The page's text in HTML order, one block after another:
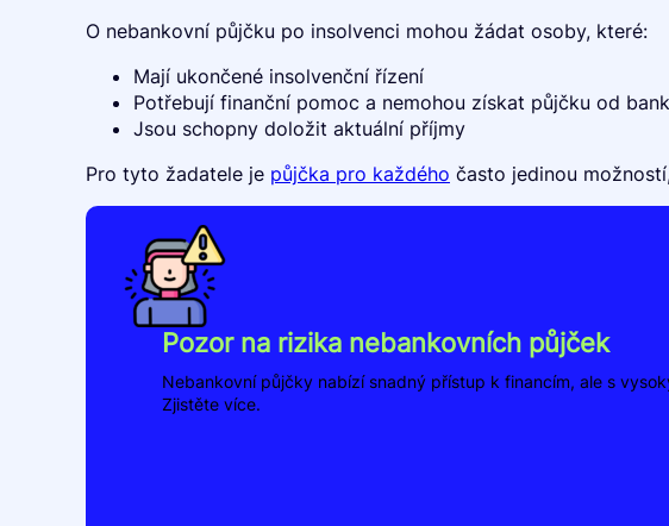
O nebankovní půjčku po insolvenci mohou žádat osoby, které:
Mají ukončené insolvenční řízení
Potřebují finanční pomoc a nemohou získat půjčku od
Jsou schopny doložit aktuální příjmy
Pro tyto žadatele je půjčka pro každého často jedinou
Pozor na rizika nebankovních půjček
Nebankovní půjčky nabízí snadný přístup k financím, ale s
Zjistěte více.